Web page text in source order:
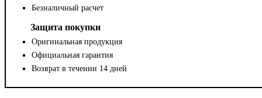
Безналичный расчет
Защита покупки
Оригинальная продукция
Официальная гарантия
Возврат в течении 14 дней